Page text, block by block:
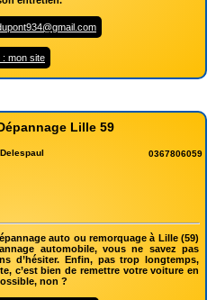
: mon site
Lille 59
0367806059
auto ou remorquage à Lille (59)
automobile, vous ne savez pas
d’hésiter. Enfin, pas trop longtemps,
c’est bien de remettre votre voiture en
non ?